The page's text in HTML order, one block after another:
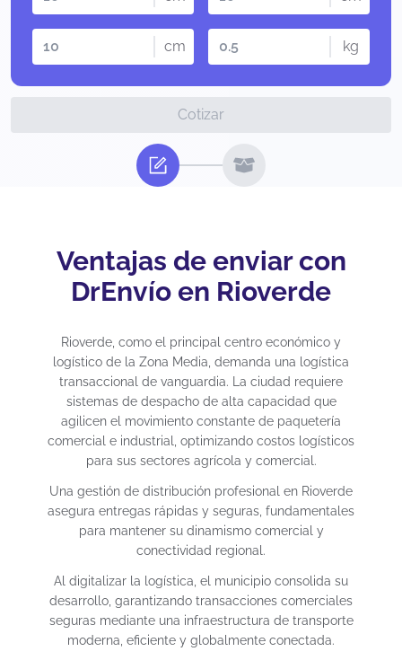
cm kg
Cotizar
Ventajas de enviar con
DrEnvío en Rioverde
Rioverde, como el principal centro económico y
logístico de la Zona Media, demanda una logística
transaccional de vanguardia. La ciudad requiere
sistemas de despacho de alta capacidad que
agilicen el movimiento constante de paquetería
comercial e industrial, optimizando costos logísticos
para sus sectores agrícola y comercial.
Una gestión de distribución profesional en Rioverde
asegura entregas rápidas y seguras, fundamentales
para mantener su dinamismo comercial y
conectividad regional.
Al digitalizar la logística, el municipio consolida su
desarrollo, garantizando transacciones comerciales
seguras mediante una infraestructura de transporte
moderna, eficiente y globalmente conectada.